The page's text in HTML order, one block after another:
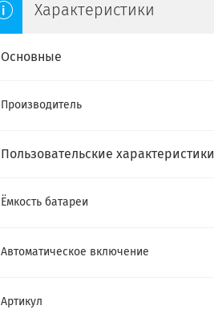
Характеристики
Основные
Производитель
Пользовательские характеристики
Ёмкость батареи
Автоматическое включение
Артикул